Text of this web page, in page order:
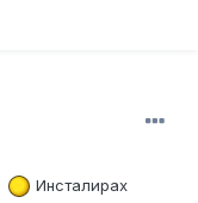
Инсталирах